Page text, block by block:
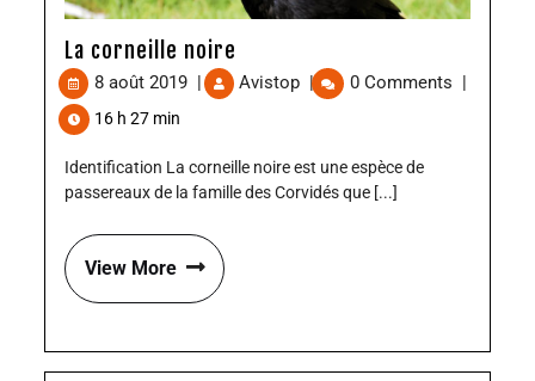
La corneille noire
8 août 2019 | Avistop | 0 Comments |
16 h 27 min
Identification La corneille noire est une espèce de
passereaux de la famille des Corvidés que [...]
View More